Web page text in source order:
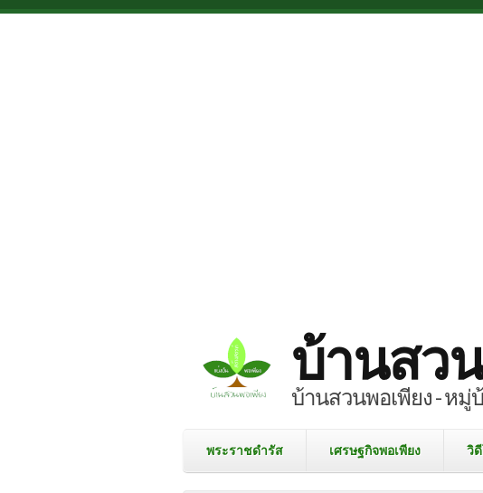
Skip to main content
บ้านสว
บ้านสวนพอเพียง - หมู่
พระราชดำรัส เศรษฐกิจพอเพียง วิ